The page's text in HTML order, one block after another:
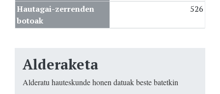
Hautagai-zerrenden
botoak
526
Alderaketa
Alderatu hauteskunde honen datuak beste batetkin